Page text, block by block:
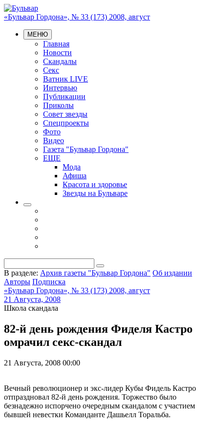
«Бульвар Гордона», № 33 (173) 2008, август
МЕНЮ
Главная
Новости
Скандалы
Секс
Ватник LIVE
Интервью
Публикации
Приколы
Совет звезды
Спецпроекты
Фото
Видео
Газета "Бульвар Гордона"
ЕЩЕ
Мода
Афиша
Красота и здоровье
Звезды на Бульваре
В разделе: Архив газеты "Бульвар Гордона" Об издании
Авторы Подписка
«Бульвар Гордона», № 33 (173) 2008, август
21 Августа, 2008
Школа скандала
82-й день рождения Фиделя Кастро
омрачил секс-скандал
21 Августа, 2008 00:00
Вечный революционер и экс-лидер Кубы Фидель Кастро
отпраздновал 82-й день рождения. Торжество было
безнадежно испорчено очередным скандалом с участием
бывшей невестки Команданте Дашьелл Торальба.